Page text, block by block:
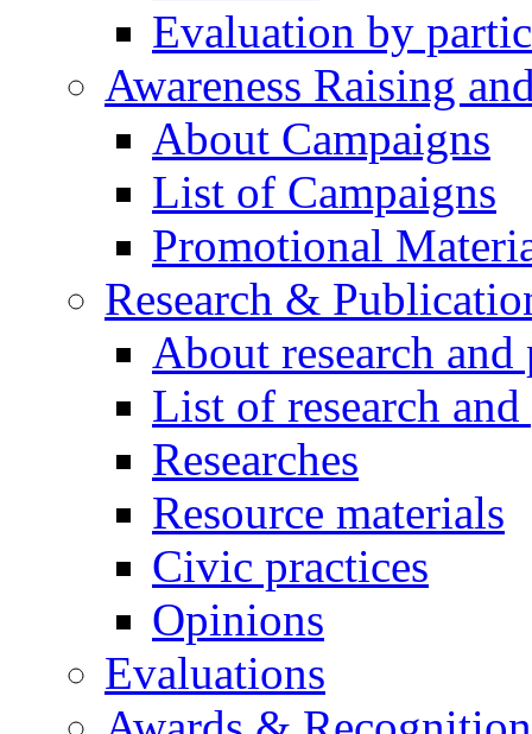
Evaluation by
Awareness Raising
About Campaigns
List of Campaigns
Promotional
Research &
About research
List of research
Researches
Resource materials
Civic practices
Opinions
Evaluations